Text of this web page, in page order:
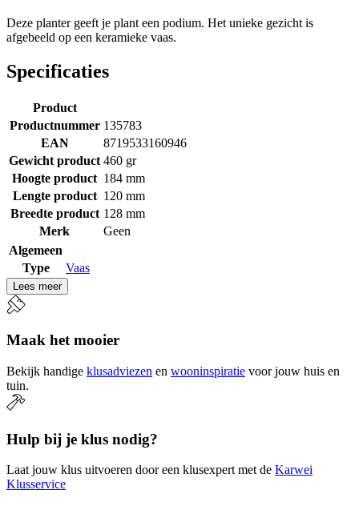
Deze planter geeft je plant een podium. Het unieke gezicht is
afgebeeld op een keramieke vaas.
Specificaties
Product
Productnummer 135783
EAN
8719533160946
Gewicht product 460 gr
Hoogte product 184 mm
Lengte product 120 mm
Breedte product 128 mm
Merk
Geen
Algemeen
Type
Vaas
Lees meer
Maak het mooier
Bekijk handige klusadviezen en wooninspiratie voor jouw huis en
tuin.
Hulp bij je klus nodig?
Laat jouw klus uitvoeren door een klusexpert met de Karwei
Klusservice